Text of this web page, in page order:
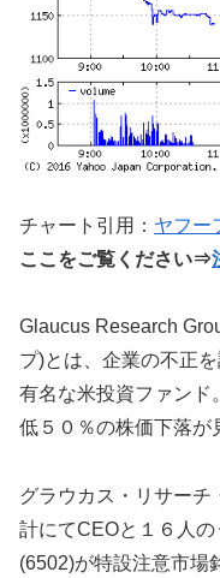
チャート引用： ヤフー
ここをご覧ください⇒
Glaucus Research
プ)とは、企業の不正
有名な米投資ファンド
低５０％の株価下落が
グラウカス・リサーチ
計にてCEOと１６人
(6502)が特設注意市場